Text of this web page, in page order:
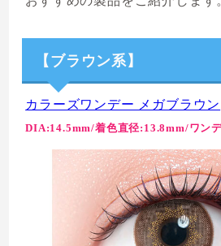
【ブラウン系】
カラーズワンデー メガブラウン
DIA:14.5mm/着色直径:13.8mm/ワン